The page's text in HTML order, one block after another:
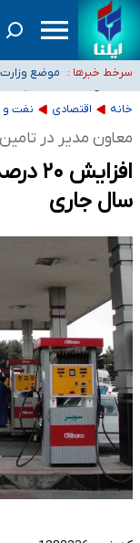
سرخط خبرها :
۴۰ تا ۵۰ روز گرمای نسبی در پیش داریم/ دمای تهران به ۳۸ درجه می‌رسد
اصلاح
تعویق
دکترای
خبرنگاران راویان حقیقت
آخرین وضعیت شیوع
خانه اقتصادی نفت و
معاون مدیر در
سال جاری